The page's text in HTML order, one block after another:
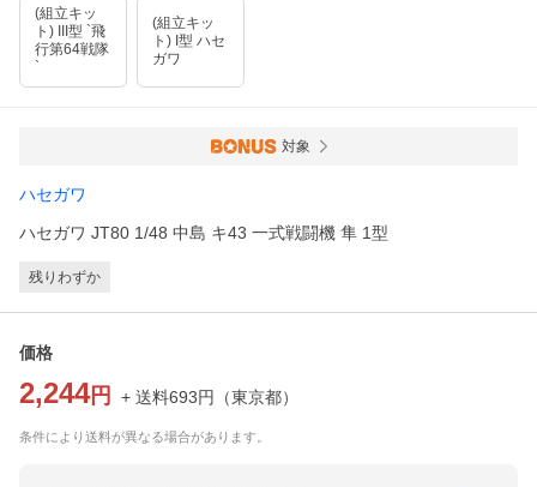
(組立キッ
ト) III型 `飛
行第64戦隊
`
(組立キッ
ト) I型 ハセ
ガワ
対象
ハセガワ
ハセガワ JT80 1/48 中島 キ43 一式戦闘機 隼 1型
残りわずか
価格
2,244円 + 送料693円 （東京都）
条件により送料が異なる場合があります。